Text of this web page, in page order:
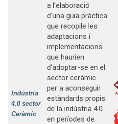
Indústria
4.0 sector
Ceràmic
a l’elaboració
d’una guia pràctica
que recopile les
adaptacions i
implementacions
que haurien
d’adoptar-se en el
sector ceràmic
per a aconseguir
estàndards propis
de la indústria 4.0
en períodes de